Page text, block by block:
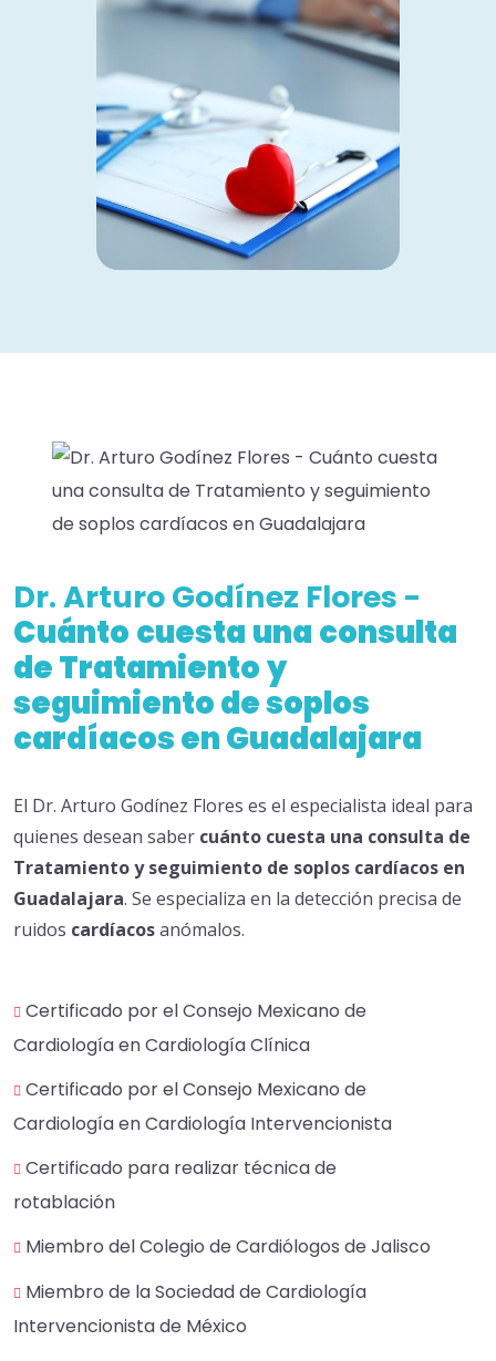
Dr. Arturo Godínez Flores -
Cuánto cuesta una consulta
de Tratamientoy
seguimiento de soplos
cardíacos en Guadalajara
El Dr. Arturo Godínez Flores es el especialista ideal para
quienes desean saber cuánto cuesta una consulta de
Tratamientoy seguimiento de soplos cardíacos en
Guadalajara. Se especializa en la detección precisa de
ruidos cardíacosanómalos.
Certificado por el Consejo Mexicano de
Cardiología en Cardiología Clínica
Certificado por el Consejo Mexicano de
Cardiología en Cardiología Intervencionista
Certificado para realizar técnica de
rotablación
Miembro del Colegio de Cardiólogos de Jalisco
Miembro de la Sociedad de Cardiología
Intervencionista de México